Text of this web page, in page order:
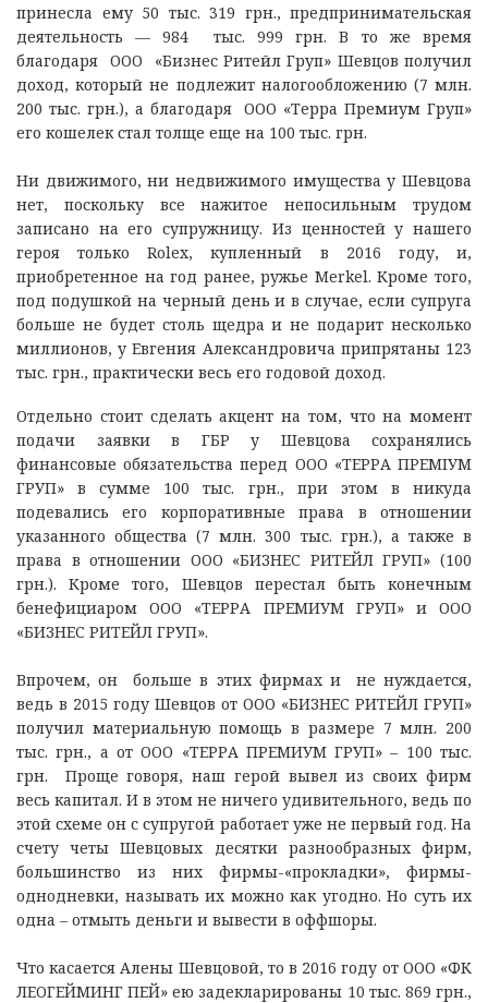
принесла ему 50 тыс. 319 грн., предпринимательская
деятельность — 984 тыс. 999 грн. В то же время
благодаря ООО «Бизнес Ритейл Груп» Шевцов получил
доход, который не подлежит налогообложению (7 млн.
200 тыс. грн.), а благодаря ООО «Терра Премиум Груп»
его кошелек стал толще еще на 100 тыс. грн.
Ни движимого, ни недвижимого имущества у Шевцова
нет, поскольку все нажитое непосильным трудом
записано на его супружницу. Из ценностей у нашего
героя только Rolex, купленный в 2016 году, и,
приобретенное на год ранее, ружье Merkel. Кроме того,
под подушкой на черный день и в случае, если супруга
больше не будет столь щедра и не подарит несколько
миллионов, у Евгения Александровича припрятаны 123
тыс. грн., практически весь его годовой доход.
Отдельно стоит сделать акцент на том, что на момент
подачи заявки в ГБР у Шевцова сохранялись
финансовые обязательства перед ООО «ТЕРРА ПРЕМІУМ
ГРУП» в сумме 100 тыс. грн., при этом в никуда
подевались его корпоративные права в отношении
указанного общества (7 млн. 300 тыс. грн.), а также в
права в отношении ООО «БИЗНЕС РИТЕЙЛ ГРУП» (100
грн.). Кроме того, Шевцов перестал быть конечным
бенефициаром ООО «ТЕРРА ПРЕМИУМ ГРУП» и ООО
«БИЗНЕС РИТЕЙЛ ГРУП».
Впрочем, он больше в этих фирмах и не нуждается,
ведь в 2015 году Шевцов от ООО «БИЗНЕС РИТЕЙЛ ГРУП»
получил материальную помощь в размере 7 млн. 200
тыс. грн., а от ООО «ТЕРРА ПРЕМИУМ ГРУП» – 100 тыс.
грн. Проще говоря, наш герой вывел из своих фирм
весь капитал. И в этом не ничего удивительного, ведь по
этой схеме он с супругой работает уже не первый год. На
счету четы Шевцовых десятки разнообразных фирм,
большинство из них фирмы-«прокладки», фирмы-
однодневки, называть их можно как угодно. Но суть их
одна – отмыть деньги и вывести в оффшоры.
Что касается Алены Шевцовой, то в 2016 году от ООО «ФК
ЛЕОГЕЙМИНГ ПЕЙ» ею задекларированы 10 тыс. 869 грн.,